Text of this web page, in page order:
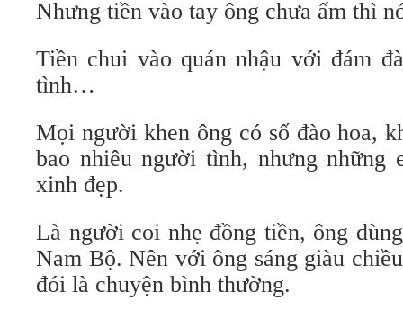
Nhưng tiền vào tay ông chưa ấm thì
Tiền chui vào quán nhậu với đám
tình…
Mọi người khen ông có số đào hoa,
bao nhiêu người tình, nhưng những
xinh đẹp.
Là người coi nhẹ đồng tiền, ông
Nam Bộ. Nên với ông sáng giàu
đói là chuyện bình thường.